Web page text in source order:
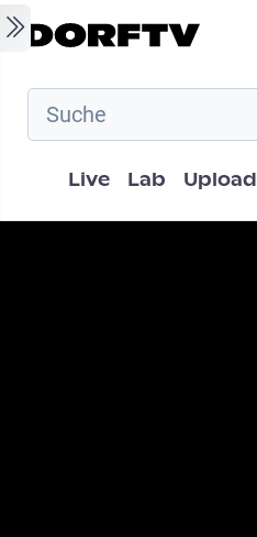
Skip to main content
Hauptnavigation
Live Lab Upload